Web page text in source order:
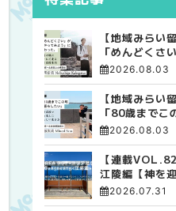
【地域みらい
「めんどくさ
よう」に変わ
自由な高校生活
2026.08.03
【地域みらい
「80歳までこ
い」 標津高校
2026.08.03
【連載
江陵編【神を
時間 ― 江陵端
2026.07.31